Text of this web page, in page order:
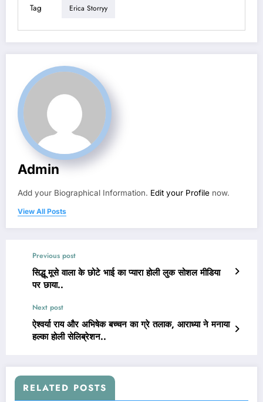
Tag Erica Storryy
Admin
Add your Biographical Information. Edit your Profile now.
View All Posts
Previous post
सिद्धू मूसे वाला के छोटे भाई का प्यारा होली लुक सोशल मीडिया
पर छाया..
Next post
ऐश्वर्या राय और अभिषेक बच्चन का ग्रे तलाक, आराध्या ने मनाया
हल्का होली सेलिब्रेशन..
RELATED POSTS